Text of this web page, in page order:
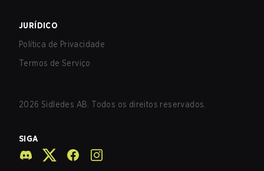
JURÍDICO
Política de Privacidade
Termos de Serviço
2026 Sidledes AB. Todos os direitos reservados.
SIGA